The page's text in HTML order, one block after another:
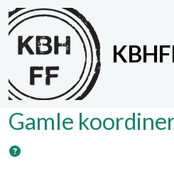
Site identity,
Navigation and
Gamle